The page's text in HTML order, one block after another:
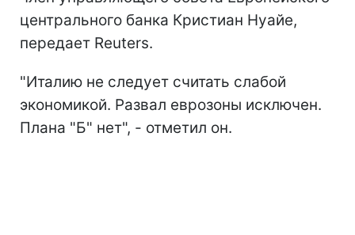
центрального банка Кристиан Нуайе,
передает Reuters.
"Италию не следует считать слабой
экономикой. Развал еврозоны исключен.
Плана "Б" нет", - отметил он.